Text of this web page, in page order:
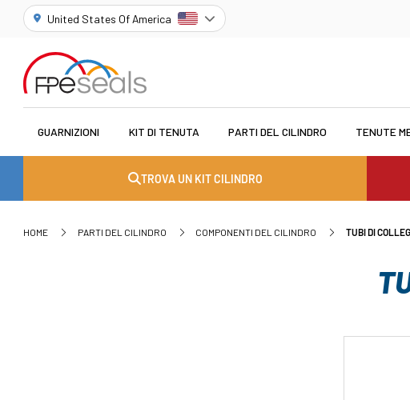
United States Of America
GUARNIZIONI KIT DI TENUTA PARTI DEL CILINDRO TENUTE
TROVA UN KIT CILINDRO
HOME PARTI DEL CILINDRO COMPONENTI DEL CILINDRO TUBI DI